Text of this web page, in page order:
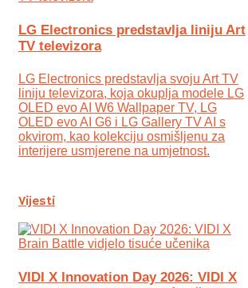
LG Electronics predstavlja liniju Art
TV televizora
LG Electronics predstavlja svoju Art TV
liniju televizora, koja okuplja modele LG
OLED evo AI W6 Wallpaper TV, LG
OLED evo AI G6 i LG Gallery TV AI s
okvirom, kao kolekciju osmišljenu za
interijere usmjerene na umjetnost.
Vijesti
VIDI X Innovation Day 2026: VIDI X